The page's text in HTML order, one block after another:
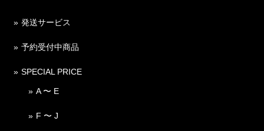
発送サービス
予約受付中商品
SPECIAL PRICE
A 〜 E
F 〜 J